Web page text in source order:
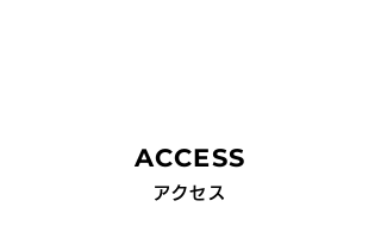
ACCESS
​アクセス